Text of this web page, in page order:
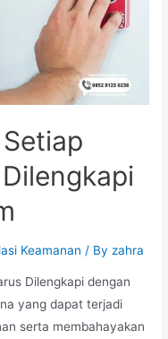
Keamanan / By zahra
Dilengkapi dengan
yang dapat terjadi
serta membahayakan